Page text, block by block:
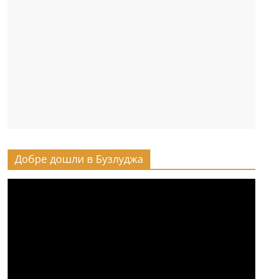
Добре дошли в Бузлуджа